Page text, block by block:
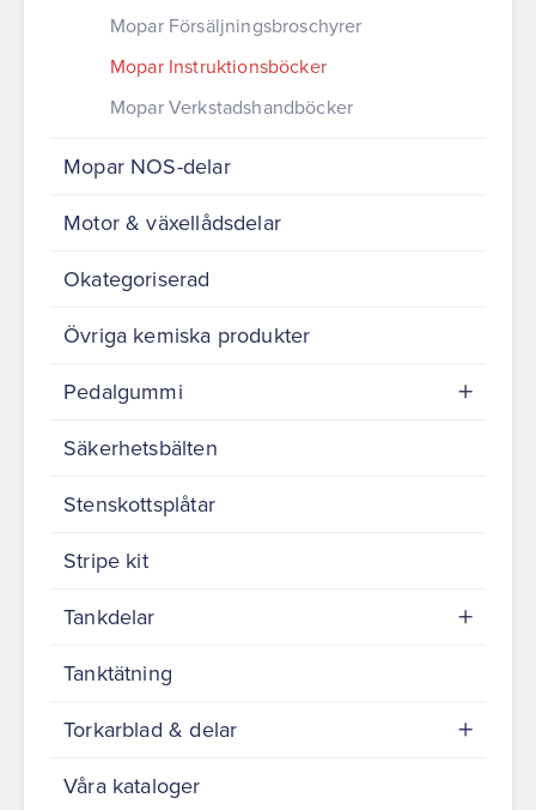
Mopar Försäljningsbroschyrer
Mopar Instruktionsböcker
Mopar Verkstadshandböcker
Mopar NOS-delar
Motor & växellådsdelar
Okategoriserad
Övriga kemiska produkter
Pedalgummi
Säkerhetsbälten
Stenskottsplåtar
Stripe kit
Tankdelar
Tanktätning
Torkarblad & delar
Våra kataloger